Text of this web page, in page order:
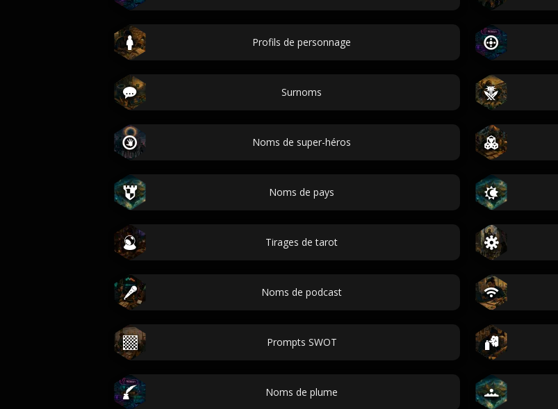
Profils de personnage
Surnoms
Noms de super-héros
Noms de pays
Tirages de tarot
Noms de podcast
Prompts SWOT
Noms de plume